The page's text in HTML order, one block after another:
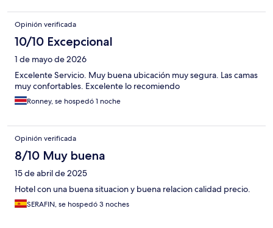
Opinión verificada
10/10 Excepcional
1 de mayo de 2026
Excelente Servicio. Muy buena ubicación muy segura. Las camas
muy confortables. Excelente lo recomiendo
Ronney, se hospedó 1 noche
Opinión verificada
8/10 Muy buena
15 de abril de 2025
Hotel con una buena situacion y buena relacion calidad precio.
SERAFIN, se hospedó 3 noches